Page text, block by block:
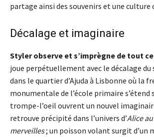
partage ainsi des souvenirs et une culture
Décalage et imaginaire
Styler observe et s’imprègne de tout
joue perpétuellement avec le décalage du
dans le quartier d’Ajuda à Lisbonne où la
monumentale de l’école primaire s’étend
trompe-l’oeil ouvrent un nouvel
retrouve précipité dans l’univers d’Alice
merveilles; un poisson volant surgit d’un